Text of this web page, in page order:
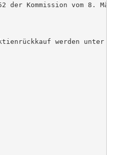
der Kommission vom 8.
werden unter